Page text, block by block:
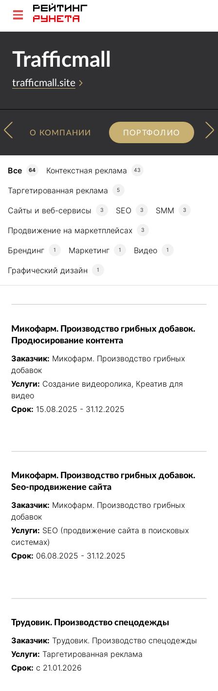
Trafficmall
trafficmall.site
О КОМПАНИИ ПОРТФОЛИО
Все 64 Контекстная реклама 43
Таргетированная реклама 5
Сайты и веб-сервисы 3 SEO 3 SMM 3
Продвижение на маркетплейсах 3
Брендинг 1 Маркетинг 1 Видео 1
Графический дизайн 1
Микофарм. Производство грибных добавок.
Продюсирование контента
Заказчик: Микофарм. Производство грибных
добавок
Услуги: Создание видеоролика, Креатив для
видео
Срок: 15.08.2025 - 31.12.2025
Микофарм. Производство грибных добавок.
Seo-продвижение сайта
Заказчик: Микофарм. Производство грибных
добавок
Услуги: SEO (продвижение сайта в поисковых
системах)
Срок: 06.08.2025 - 31.12.2025
Трудовик. Производство спецодежды
Заказчик: Трудовик. Производство спецодежды
Услуги: Таргетированная реклама
Срок: с 21.01.2026